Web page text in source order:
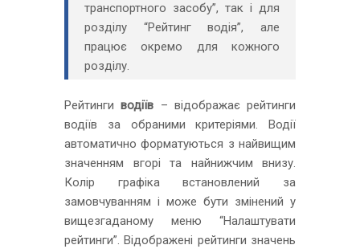
транспортного засобу”, так і для
розділу “Рейтинг водія”, але
працює окремо для кожного
розділу.
Рейтингиводіїв – відображає рейтинги
водіїв за обраними критеріями. Водії
автоматично форматуються з найвищим
значенням вгорі та найнижчим внизу.
Колір графіка встановлений за
замовчуванням і може бути змінений у
вищезгаданому меню “Налаштувати
рейтинги”. Відображені рейтинги значень